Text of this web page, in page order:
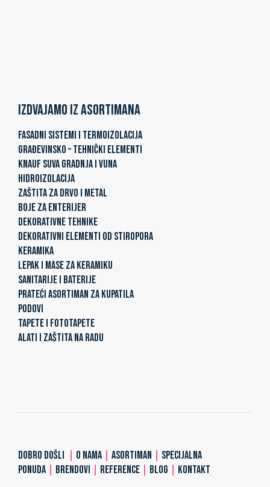
Izdvajamo iz asortimana
FASADNI SISTEMI I TERMOIZOLACIJA
GRAĐEVINSKO – TEHNIČKI ELEMENTI
KNAUF SUVA GRADNJA I VUNA
HIDROIZOLACIJA
ZAŠTITA ZA DRVO I METAL
BOJE ZA ENTERIJER
DEKORATIVNE TEHNIKE
DEKORATIVNI ELEMENTI OD STIROPORA
KERAMIKA
LEPAK I MASE ZA KERAMIKU
SANITARIJE I BATERIJE
PRATEĆI ASORTIMAN ZA KUPATILA
PODOVI
TAPETE I FOTOTAPETE
ALATI I ZAŠTITA NA RADU
DOBRO DOŠLI O NAMA ASORTIMAN
SPECIJALNA
PONUDA
BRENDOVI REFERENCE BLOG KONTAKT